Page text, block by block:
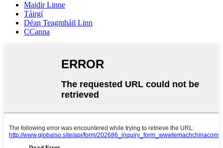
Maidir Linne
Táirgí
Déan Teagmháil Linn
CCanna